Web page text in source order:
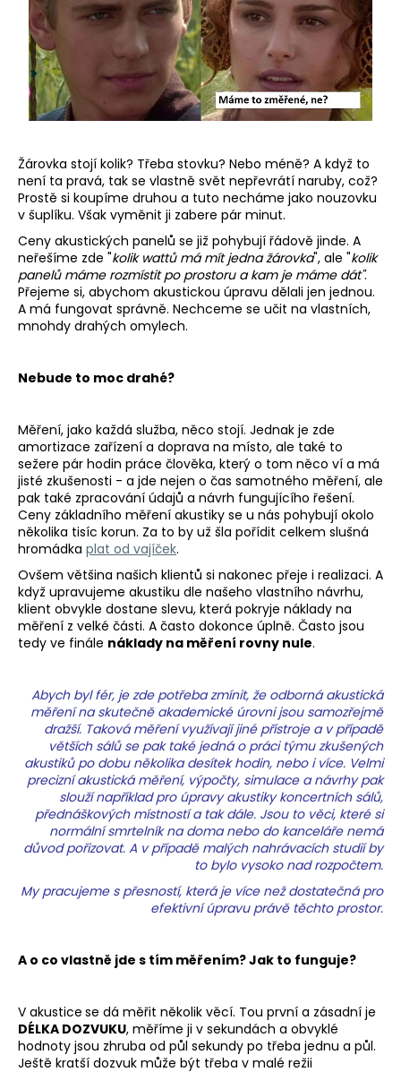
Žárovka stojí kolik? Třeba stovku? Nebo méně? A když to
není ta pravá, tak se vlastně svět nepřevrátí naruby, což?
Prostě si koupíme druhou a tuto necháme jako nouzovku
v šuplíku. Však vyměnit ji zabere pár minut.
Ceny akustických panelů se již pohybují řádově jinde. A
neřešíme zde "kolik wattů má mít jedna žárovka", ale "kolik
panelů máme rozmístit po prostoru a kam je máme dát".
Přejeme si, abychom akustickou úpravu dělali jen jednou.
A má fungovat správně. Nechceme se učit na vlastních,
mnohdy drahých omylech.
Nebude to moc drahé?
Měření, jako každá služba, něco stojí. Jednak je zde
amortizace zařízení a doprava na místo, ale také to
sežere pár hodin práce člověka, který o tom něco ví a má
jisté zkušenosti - a jde nejen o čas samotného měření, ale
pak také zpracování údajů a návrh fungujícího řešení.
Ceny základního měření akustiky se u nás pohybují okolo
několika tisíc korun. Za to by už šla pořídit celkem slušná
hromádka plat od vajíček.
Ovšem většina našich klientů si nakonec přeje i realizaci. A
když upravujeme akustiku dle našeho vlastního návrhu,
klient obvykle dostane slevu, která pokryje náklady na
měření z velké části. A často dokonce úplně. Často jsou
tedy ve finále náklady na měření rovny nule.
Abych byl fér, je zde potřeba zmínit, že odborná akustická
měření na skutečně akademické úrovni jsou samozřejmě
dražší. Taková měření využívají jiné přístroje a v případě
větších sálů se pak také jedná o práci týmu zkušených
akustiků po dobu několika desítek hodin, nebo i více. Velmi
precizní akustická měření, výpočty, simulace a návrhy pak
slouží například pro úpravy akustiky koncertních sálů,
přednáškových místností a tak dále. Jsou to věci, které si
normální smrtelník na doma nebo do kanceláře nemá
důvod pořizovat. A v případě malých nahrávacích studií by
to bylo vysoko nad rozpočtem.
My pracujeme s přesností, která je více než dostatečná pro
efektivní úpravu právě těchto prostor.
A o co vlastně jde s tím měřením? Jak to funguje?
V akustice se dá měřit několik věcí. Tou první a zásadní je
DÉLKA DOZVUKU, měříme ji v sekundách a obvyklé
hodnoty jsou zhruba od půl sekundy po třeba jednu a půl.
Ještě kratší dozvuk může být třeba v malé režii